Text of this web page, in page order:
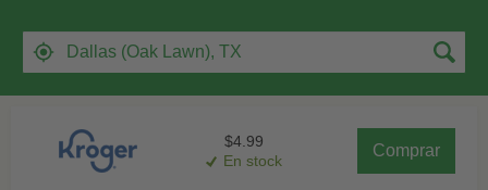
inmediaciones
$4.99
En stock
Comprar